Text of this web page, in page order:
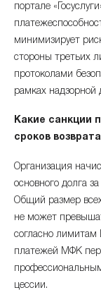
портале
минимизирует
стороны третьих
протоколами
рамках надзорной
Какие санкции
сроков
Организация
основного долга
Общий размер
не может
согласно
платежей МФК
цессии.